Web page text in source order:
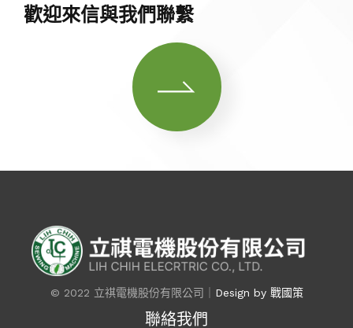
歡迎來信與我們聯繫
© 2022 立祺電機股份有限公司｜ Design by 戰國策
聯絡我們